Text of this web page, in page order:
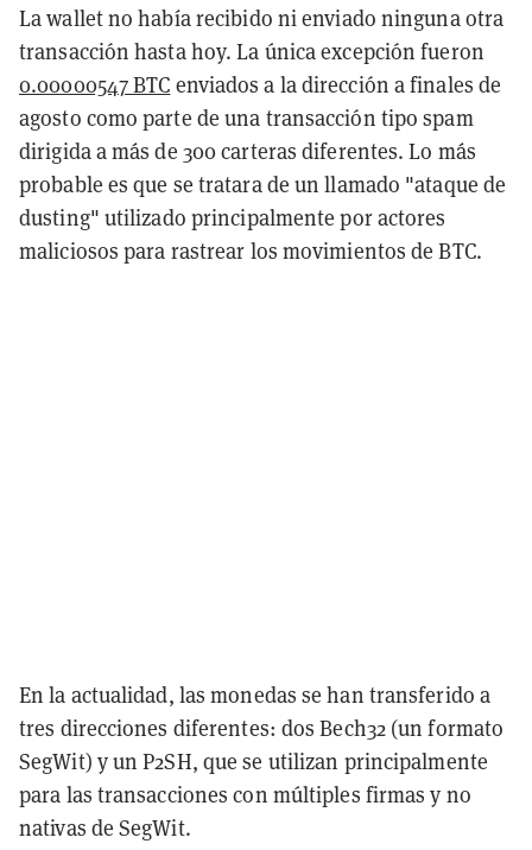
La wallet no había recibido ni enviado ninguna otra
transacción hasta hoy. La única excepción fueron
0.00000547 BTC enviados a la dirección a finales de
agosto como parte de una transacción tipo spam
dirigida a más de 300 carteras diferentes. Lo más
probable es que se tratara de un llamado "ataque de
dusting" utilizado principalmente por actores
maliciosos para rastrear los movimientos de BTC.
En la actualidad, las monedas se han transferido a
tres direcciones diferentes: dos Bech32 (un formato
SegWit) y un P2SH, que se utilizan principalmente
para las transacciones con múltiples firmas y no
nativas de SegWit.